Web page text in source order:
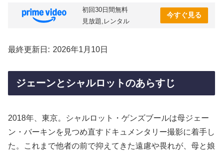
初回30日間無料
見放題,レンタル
今すぐ見る
最終更新日 2026年1月10日
ジェーンとシャルロットのあらすじ
2018年、東京。シャルロット・ゲンズブールは母ジェー
ン・バーキンを見つめ直すドキュメンタリー撮影に着手し
た。これまで他者の前で抑えてきた遠慮や畏れが、母と娘